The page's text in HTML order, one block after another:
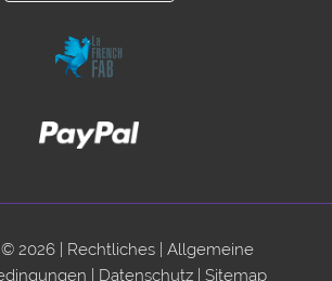
2026 | Rechtliches
Allgemeine
Datenschutz Sitemap